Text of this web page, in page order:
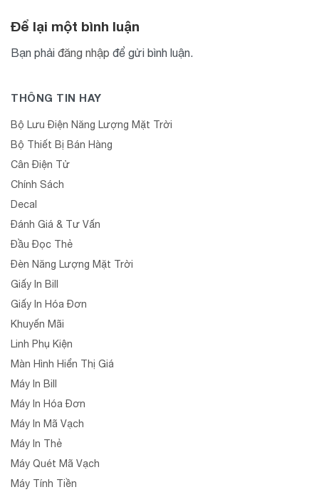
Để lại một bình luận
Bạn phải đăng nhập để gửi bình luận.
THÔNG TIN HAY
Bộ Lưu Điện Năng Lượng Mặt Trời
Bộ Thiết Bị Bán Hàng
Cân Điện Tử
Chính Sách
Decal
Đánh Giá & Tư Vấn
Đầu Đọc Thẻ
Đèn Năng Lượng Mặt Trời
Giấy In Bill
Giấy In Hóa Đơn
Khuyến Mãi
Linh Phụ Kiện
Màn Hình Hiển Thị Giá
Máy In Bill
Máy In Hóa Đơn
Máy In Mã Vạch
Máy In Thẻ
Máy Quét Mã Vạch
Máy Tính Tiền